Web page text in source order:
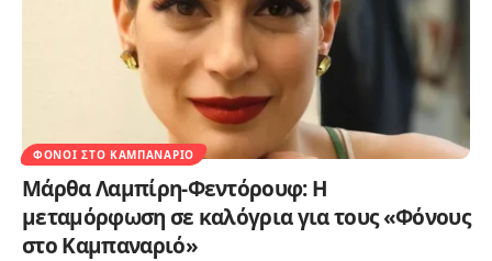
ΦΌΝΟΙ ΣΤΟ ΚΑΜΠΑΝΑΡΙΌ
Μάρθα Λαμπίρη-Φεντόρουφ: Η
μεταμόρφωση σε καλόγρια για τους «Φόνους
στο Καμπαναριό»